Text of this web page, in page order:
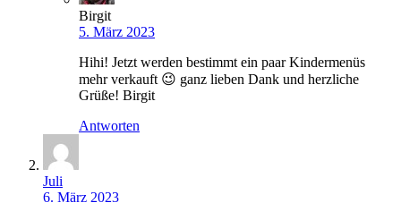
Birgit
5. März 2023
Hihi! Jetzt werden bestimmt ein paar Kindermenüs
mehr verkauft 😉 ganz lieben Dank und herzliche
Grüße! Birgit
Antworten
Juli
6. März 2023